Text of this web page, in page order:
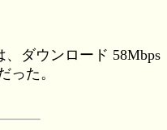
ダウンロード 58Mbps
った。